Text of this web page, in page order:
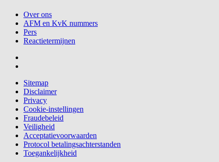
Over ons
AFM en KvK nummers
Pers
Reactietermijnen
Sitemap
Disclaimer
Privacy
Cookie-instellingen
Fraudebeleid
Veiligheid
Acceptatievoorwaarden
Protocol betalingsachterstanden
Toegankelijkheid